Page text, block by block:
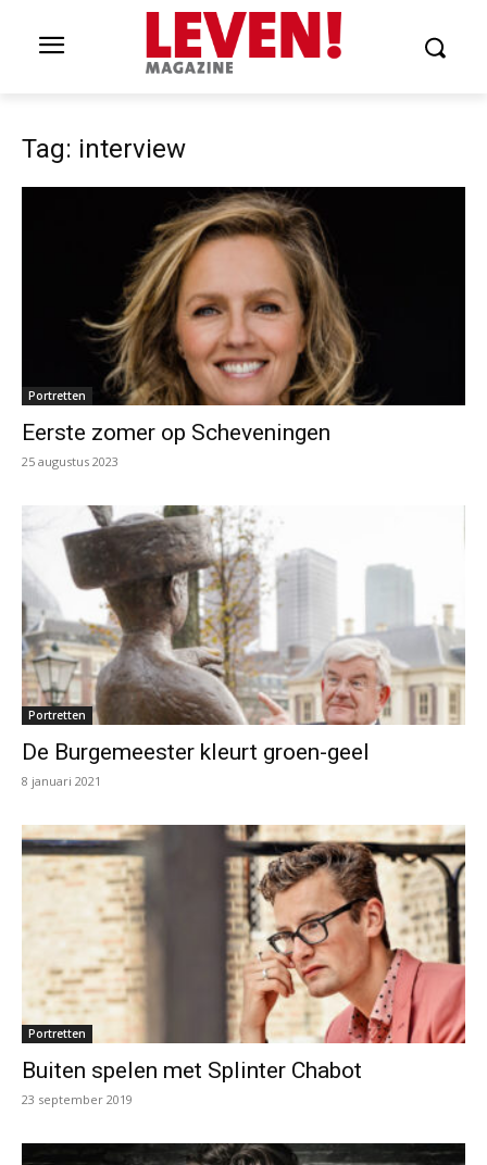
Tag: interview
Portretten
Eerste zomer op Scheveningen
25 augustus 2023
Portretten
De Burgemeester kleurt groen-geel
8 januari 2021
Portretten
Buiten spelen met Splinter Chabot
23 september 2019